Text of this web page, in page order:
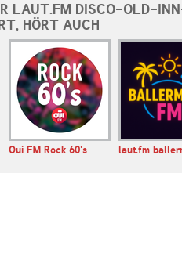
LAUT.FM DISCO-OLD-
HÖRT AUCH
Oui FM Rock 60's laut.fm